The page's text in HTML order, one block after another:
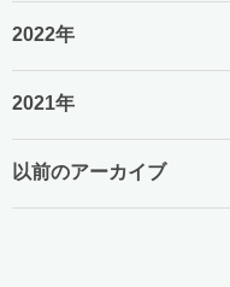
2022年
2021年
以前のアーカイブ